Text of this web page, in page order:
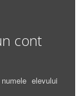
cont
elevului